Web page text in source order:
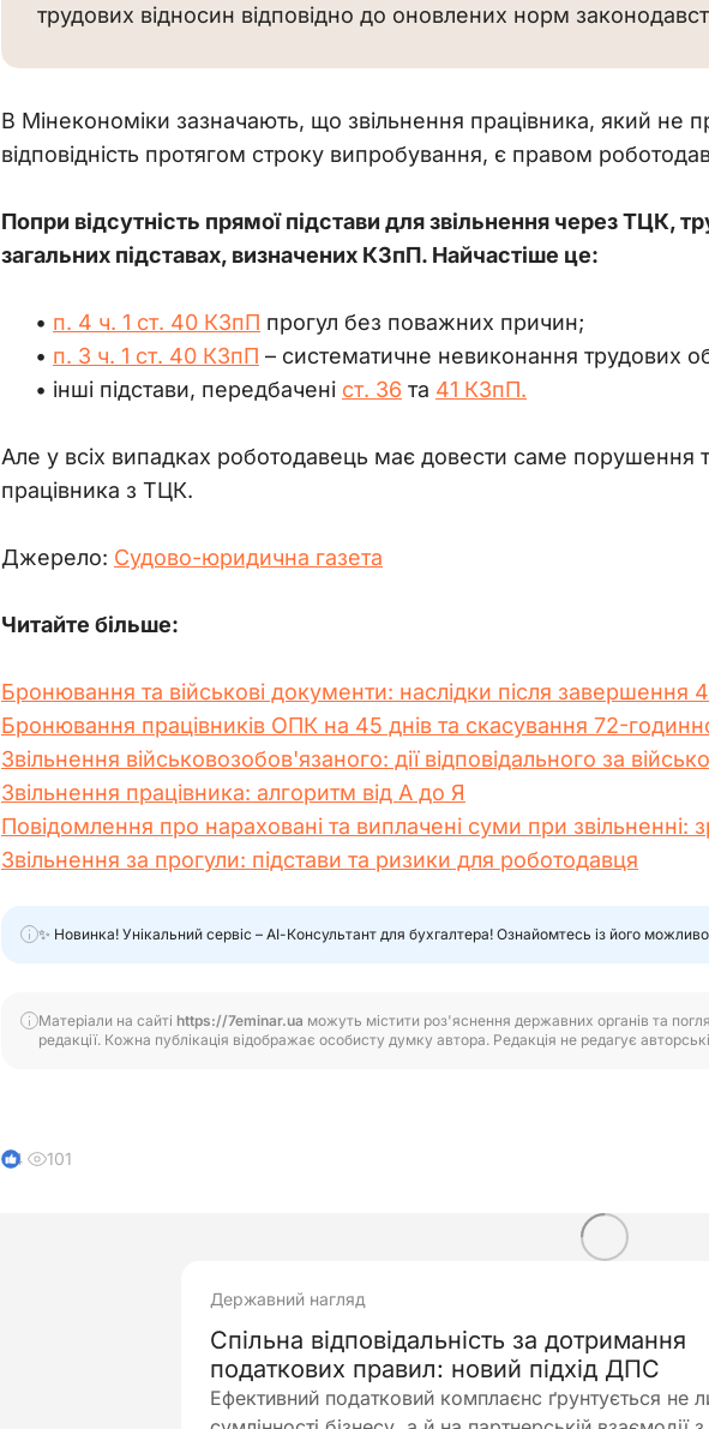
трудових відносин відповідно до оновлених норм
В Мінекономіки зазначають, що звільнення працівника, який не
відповідність протягом строку випробування, є правом
Попри відсутність прямої підстави для звільнення через ТЦК,
загальних підставах, визначених КЗпП. Найчастіше це:
п. 4 ч. 1 ст. 40 КЗпП прогул без поважних причин;
п. 3 ч. 1 ст. 40 КЗпП – систематичне невиконання трудових
інші підстави, передбачені ст. 36 та 41 КЗпП.
Але у всіх випадках роботодавець має довести саме порушення
працівника з ТЦК.
Джерело: Судово-юридична газета
Читайте більше:
Бронювання та військові документи: наслідки після завершення
Бронювання працівників ОПК на 45 днів та скасування 72-
Звільнення військовозобов'язаного: дії відповідального за
Звільнення працівника: алгоритм від А до Я
Повідомлення про нараховані та виплачені суми при звільненні:
Звільнення за прогули: підстави та ризики для роботодавця
✨ Новинка! Унікальний сервіс – АІ-Консультант для бухгалтера! Ознайомтесь із його
Матеріали на сайті https://7eminar.ua можуть містити роз'яснення державних органів та
редакції. Кожна публікація відображає особисту думку автора. Редакція не редагує авторські
4 101
Державний нагляд
Спільна відповідальність за дотримання
податкових правил: новий підхід ДПС
Ефективний податковий комплаєнс ґрунтується не